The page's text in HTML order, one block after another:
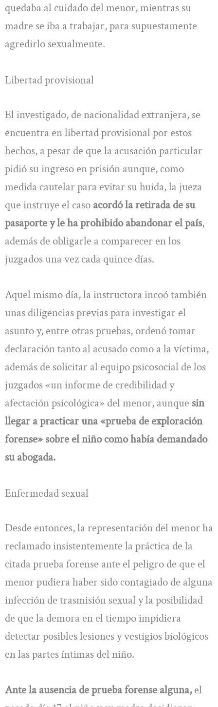
quedaba al cuidado del menor, mientras su
madre se iba a trabajar, para supuestamente
agredirlo sexualmente.
Libertad provisional
El investigado, de nacionalidad extranjera, se
encuentra en libertad provisional por estos
hechos, a pesar de que la acusación particular
pidió su ingreso en prisión aunque, como
medida cautelar para evitar su huida, la jueza
que instruye el caso acordó la retirada de su
pasaporte y le ha prohibido abandonar el país,
además de obligarle a comparecer en los
juzgados una vez cada quince días.
Aquel mismo día, la instructora incoó también
unas diligencias previas para investigar el
asunto y, entre otras pruebas, ordenó tomar
declaración tanto al acusado como a la víctima,
además de solicitar al equipo psicosocial de los
juzgados «un informe de credibilidad y
afectación psicológica» del menor, aunque sin
llegar a practicar una «prueba de exploración
forense» sobre el niño como había demandado
su abogada.
Enfermedad sexual
Desde entonces, la representación del menor ha
reclamado insistentemente la práctica de la
citada prueba forense ante el peligro de que el
menor pudiera haber sido contagiado de alguna
infección de trasmisión sexual y la posibilidad
de que la demora en el tiempo impidiera
detectar posibles lesiones y vestigios biológicos
en las partes íntimas del niño.
Ante la ausencia de prueba forense alguna,el